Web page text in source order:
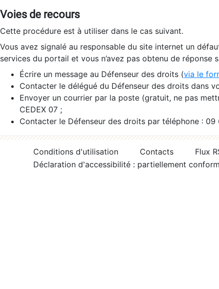
Voies de recours
Cette procédure est à utiliser dans le cas suivant.
Vous avez signalé au responsable du site internet un
services du portail et vous n’avez pas obtenu de réponse
Écrire un message au Défenseur des droits (via le
Contacter le délégué du Défenseur des droits dans
Envoyer un courrier par la poste (gratuit, ne pas
CEDEX 07 ;
Contacter le Défenseur des droits par téléphone :
Conditions d'utilisation Contacts
Flux
Déclaration d'accessibilité : partiellement